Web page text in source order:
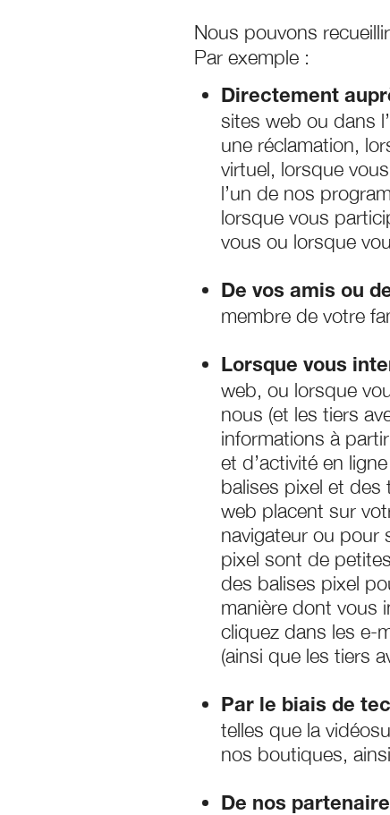
Nous pouvons
Par exemple :
Directement
sites web ou dans
une réclamation,
virtuel, lorsque
l’un de nos
lorsque vous
vous ou lorsque
De vos amis ou
membre de votre
Lorsque vous
web, ou lorsque
nous (et les tiers
informations à
et d’activité en
balises pixel et des
web placent sur
navigateur ou pour
pixel sont de
des balises pixel
manière dont vous
cliquez dans les e-
(ainsi que les tiers
Par le biais de
telles que la
nos boutiques,
De nos